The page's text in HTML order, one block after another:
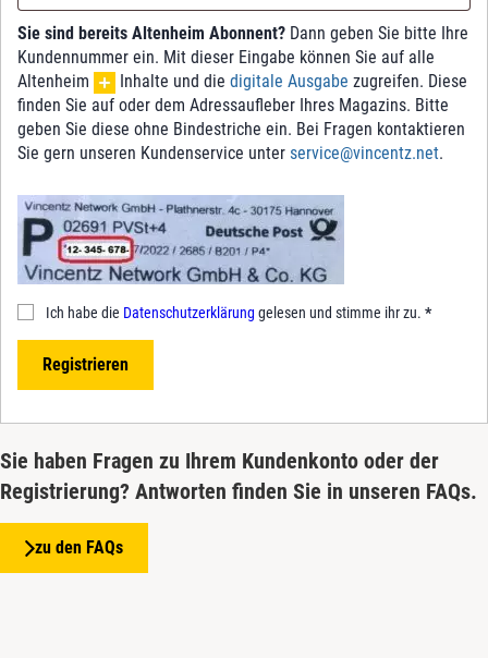
Sie sind bereits Altenheim Abonnent? Dann geben Sie bitte Ihre
Kundennummer ein. Mit dieser Eingabe können Sie auf alle
Altenheim
Inhalte und die digitale Ausgabe zugreifen. Diese
finden Sie auf oder dem Adressaufleber Ihres Magazins. Bitte
geben Sie diese ohne Bindestriche ein. Bei Fragen kontaktieren
Sie gern unseren Kundenservice unter service@vincentz.net.
Ich habe die Datenschutzerklärung gelesen und stimme ihr zu. *
Registrieren
Sie haben Fragen zu Ihrem Kundenkonto oder der
Registrierung? Antworten finden Sie in unseren FAQs.
zu den FAQs